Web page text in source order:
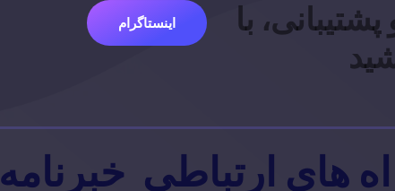
با
اینستاگرام
های ارتباطی خبرنامه